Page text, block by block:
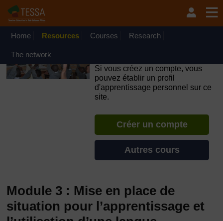
Passer au contenu principal
OpenLearn Create will be unavailable on Wednesday 12
August 2026 from 8am to 10.30am (GMT) due to routine
Home Resources Courses Research
The network
Si vous créez un compte, vous
pouvez établir un profil
d'apprentissage personnel sur ce
site.
Créer un compte
Autres cours
Module 3 : Mise en place de
situation pour l’apprentissage et